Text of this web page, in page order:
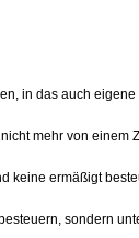
in das auch
mehr von einem
keine ermäßigt
sondern